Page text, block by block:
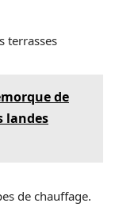
terrasses
de
landes
de chauffage.